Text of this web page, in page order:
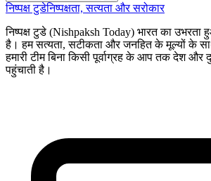
निष्पक्ष टुडेनिष्पक्षता, सत्यता और सरोकार
निष्पक्ष टुडे (Nishpaksh Today) भारत का उभरता
है। हम सत्यता, सटीकता और जनहित के मूल्यों के
हमारी टीम बिना किसी पूर्वाग्रह के आप तक देश और
पहुंचाती है।